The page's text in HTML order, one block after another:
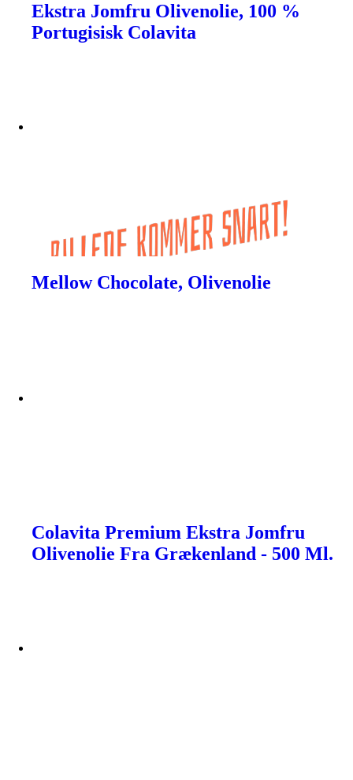
Ekstra Jomfru Olivenolie, 100 %
Portugisisk Colavita
Mellow Chocolate, Olivenolie
Colavita Premium Ekstra Jomfru
Olivenolie Fra Grækenland - 500 Ml.